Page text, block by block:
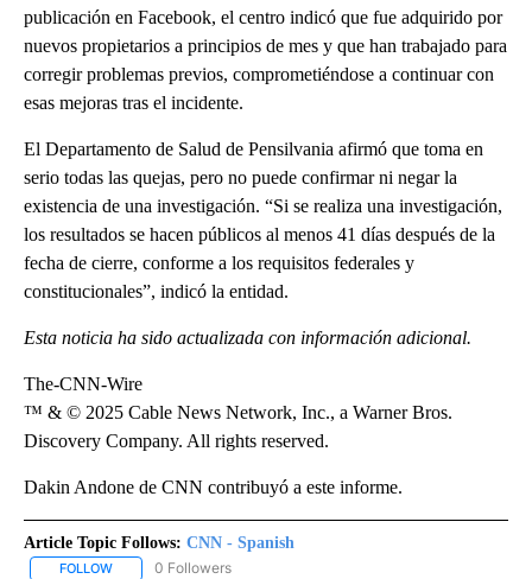
publicación en Facebook, el centro indicó que fue adquirido por
nuevos propietarios a principios de mes y que han trabajado para
corregir problemas previos, comprometiéndose a continuar con
esas mejoras tras el incidente.
El Departamento de Salud de Pensilvania afirmó que toma en
serio todas las quejas, pero no puede confirmar ni negar la
existencia de una investigación. “Si se realiza una investigación,
los resultados se hacen públicos al menos 41 días después de la
fecha de cierre, conforme a los requisitos federales y
constitucionales”, indicó la entidad.
Esta noticia ha sido actualizada con información adicional.
The-CNN-Wire
™ & © 2025 Cable News Network, Inc., a Warner Bros.
Discovery Company. All rights reserved.
Dakin Andone de CNN contribuyó a este informe.
Article Topic Follows: CNN - Spanish
FOLLOW FOLLOW "CNN - SPANISH" TO RECEIVE NOTIFICATIONS ABOUT
0 Followers